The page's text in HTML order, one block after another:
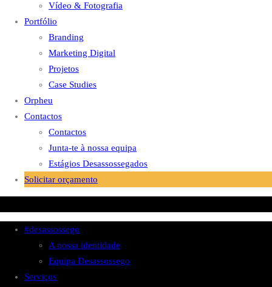
Vídeo & Fotografia
Portfólio
Branding
Marketing Digital
Projetos
Case Studies
Orpheu
Contactos
Contactos
Junta-te à nossa equipa
Estágios Desassossegados
Solicitar orçamento
#desassossego
A nossa identidade
Equipa Desassossego
Serviços